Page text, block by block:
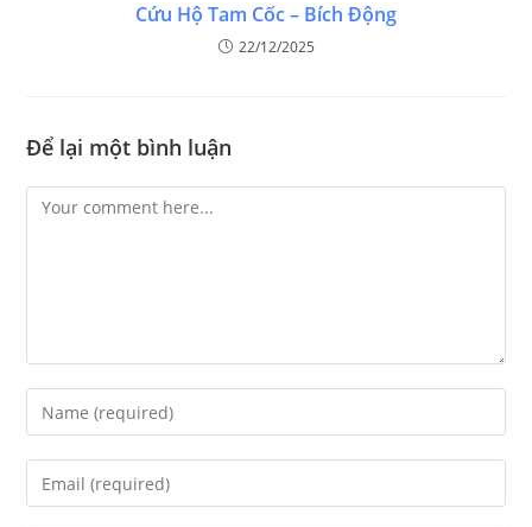
Cứu Hộ Tam Cốc – Bích Động
22/12/2025
Để lại một bình luận